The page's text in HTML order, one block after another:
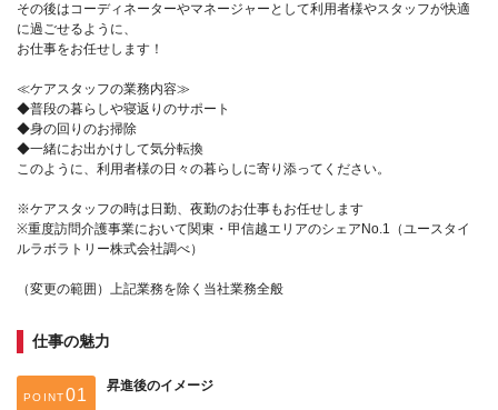
その後はコーディネーターやマネージャーとして利用者様やスタッフが快適
に過ごせるように、
お仕事をお任せします！
≪ケアスタッフの業務内容≫
◆普段の暮らしや寝返りのサポート
◆身の回りのお掃除
◆一緒にお出かけして気分転換
このように、利用者様の日々の暮らしに寄り添ってください。
※ケアスタッフの時は日勤、夜勤のお仕事もお任せします
※重度訪問介護事業において関東・甲信越エリアのシェアNo.1（ユースタイ
ルラボラトリー株式会社調べ）
（変更の範囲）上記業務を除く当社業務全般
仕事の魅力
POINT
昇進後のイメージ